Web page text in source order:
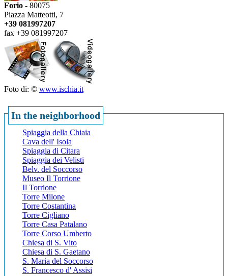
Forio - 80075
Piazza Matteotti, 7
+39 081997207
fax +39 081997207
Foto di: © www.ischia.it
In the neighborhood
Spiaggia della Chiaia
Cava dell' Isola
Spiaggia di Citara
Spiaggia dei Velisti
Belv. del Soccorso
Museo Il Torrione
Il Torrione
Torre Milone
Torre Costantina
Torre Cigliano
Torre Casa Patalano
Torre Corso Umberto
Chiesa di S. Vito
Chiesa di S. Gaetano
S. Maria del Soccorso
S. Francesco d' Assisi